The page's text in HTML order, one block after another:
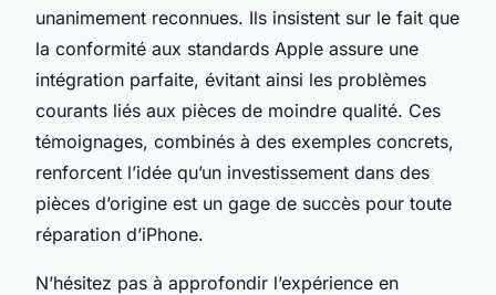
unanimement reconnues. Ils insistent sur le fait que
la conformité aux standards Apple assure une
intégration parfaite, évitant ainsi les problèmes
courants liés aux pièces de moindre qualité. Ces
témoignages, combinés à des exemples concrets,
renforcent l’idée qu’un investissement dans des
pièces d’origine est un gage de succès pour toute
réparation d’iPhone.
N’hésitez pas à approfondir l’expérience en